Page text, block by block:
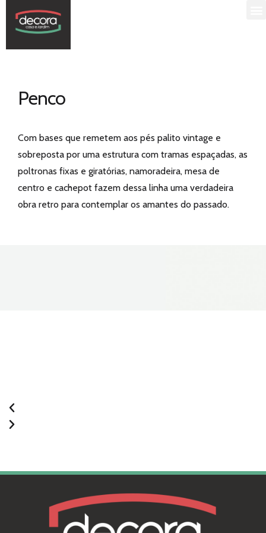
Penco
Com bases que remetem aos pés palito vintage e
sobreposta por uma estrutura com tramas espaçadas, as
poltronas fixas e giratórias, namoradeira, mesa de
centro e cachepot fazem dessa linha uma verdadeira
obra retro para contemplar os amantes do passado.